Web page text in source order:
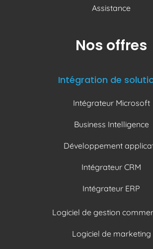
Assistance
Nos offres
Intégration de
Intégrateur Microsoft
Business Intelligence
Développement
Intégrateur CRM
Intégrateur ERP
Logiciel de gestion
Logiciel de marketing